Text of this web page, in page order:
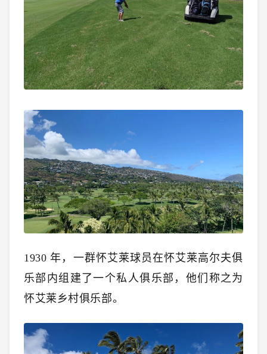
1930 年，一群怀艾莱球员在怀艾莱高尔夫俱
乐部内组建了一个私人俱乐部，他们称之为
怀艾莱乡村俱乐部。